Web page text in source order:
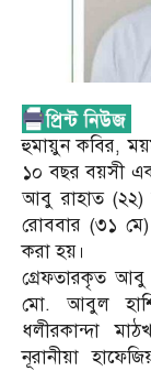
হুমায়ুন কবির,
১০ বছর বয়সী এক
আবু রাহাত (২২)
রোববার (৩১
করা হয়।
গ্রেফতারকৃত আবু
মো. আবুল
ধলীরকান্দা
নূরানীয়া